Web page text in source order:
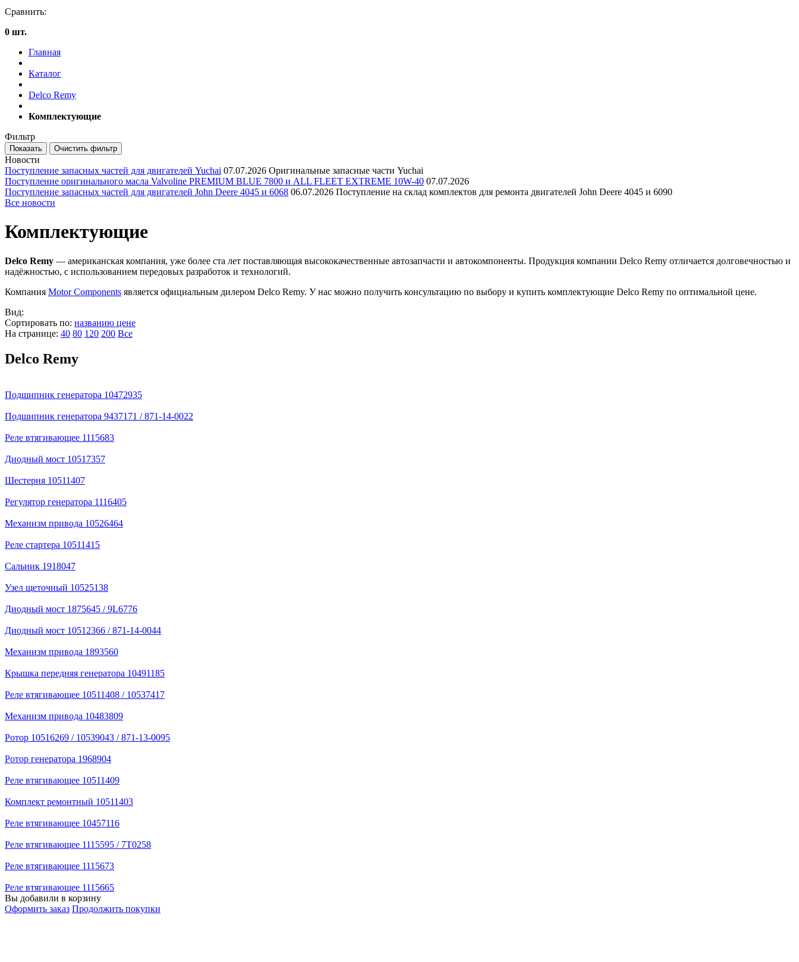
Сравнить:
0 шт.
Главная
Каталог
Delco Remy
Комплектующие
Фильтр
Новости
Поступление запасных частей для двигателей Yuchai 07.07.2026 Оригинальные запасные части Yuchai
Поступление оригинального масла Valvoline PREMIUM BLUE 7800 и ALL FLEET EXTREME 10W-40 07.07.2026
Поступление запасных частей для двигателей John Deere 4045 и 6068 06.07.2026 Поступление на склад комплектов для ремонта двигателей John Deere 4045 и 6090
Все новости
Комплектующие
Delco Remy — американская компания, уже более ста лет поставляющая высококачественные автозапчасти и автокомпоненты. Продукция компании Delco Remy отличается долговечностью и
надёжностью, с использованием передовых разработок и технологий.
Компания Motor Components является официальным дилером Delco Remy. У нас можно получить консультацию по выбору и купить комплектующие Delco Remy по оптимальной цене.
Вид:
Сортировать по: названию цене
На странице: 40 80 120 200 Все
Delco Remy
Подшипник генератора 10472935
Подшипник генератора 9437171 / 871-14-0022
Реле втягивающее 1115683
Диодный мост 10517357
Шестерня 10511407
Регулятор генератора 1116405
Механизм привода 10526464
Реле стартера 10511415
Сальник 1918047
Узел щеточный 10525138
Диодный мост 1875645 / 9L6776
Диодный мост 10512366 / 871-14-0044
Механизм привода 1893560
Крышка передняя генератора 10491185
Реле втягивающее 10511408 / 10537417
Механизм привода 10483809
Ротор 10516269 / 10539043 / 871-13-0095
Ротор генератора 1968904
Реле втягивающее 10511409
Комплект ремонтный 10511403
Реле втягивающее 10457116
Реле втягивающее 1115595 / 7T0258
Реле втягивающее 1115673
Реле втягивающее 1115665
Вы добавили в корзину
Оформить заказ Продолжить покупки